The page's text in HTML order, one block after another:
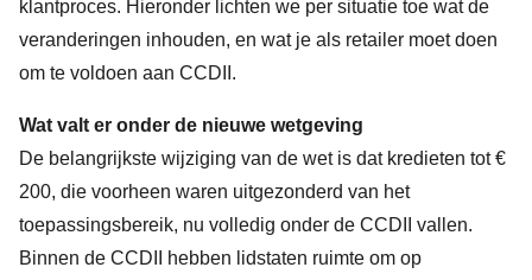
klantproces. Hieronder lichten we per situatie toe wat de
veranderingen inhouden, en wat je als retailer moet doen
om te voldoen aan CCDII.
Wat valt er onder de nieuwe wetgeving
De belangrijkste wijziging van de wet is dat kredieten tot €
200, die voorheen waren uitgezonderd van het
toepassingsbereik, nu volledig onder de CCDII vallen.
Binnen de CCDII hebben lidstaten ruimte om op